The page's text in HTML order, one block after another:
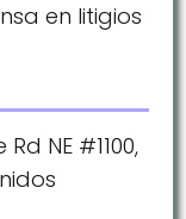
en litigios
NE #1100,